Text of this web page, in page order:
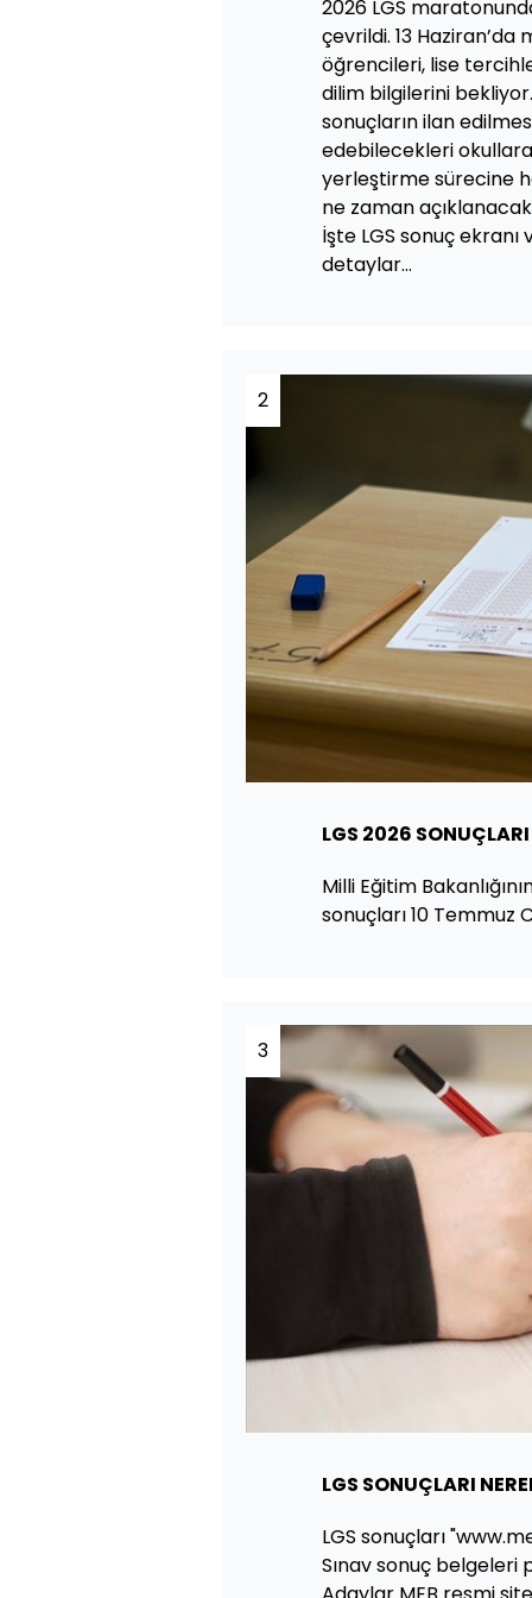
2026 LGS
çevrildi. 13 Haziran’da
öğrencileri, lise
dilim bilgilerini
sonuçların ilan
edebilecekleri
yerleştirme sürecine
ne zaman
İşte LGS sonuç
detaylar...
2
LGS 2026
Milli Eğitim
sonuçları 10 Temmuz
3
LGS SONUÇLARI
LGS sonuçları
Sınav sonuç